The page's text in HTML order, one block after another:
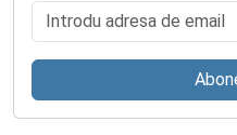
Introdu adresa de email